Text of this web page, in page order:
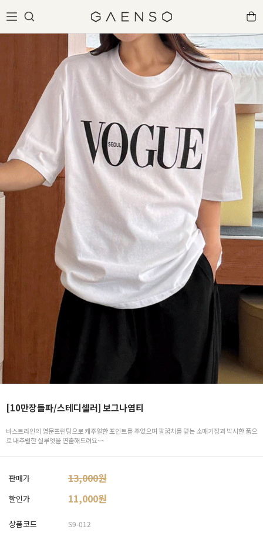
[10만장돌파/스테디셀러] 보그나염티
바스트라인의 영문프린팅으로 캐주얼한 포인트를 주었으며 팔꿈치를 덮는 소매기장과 박시한 품으
로 내추럴한 실루엣을 연출해드려요~~
판매가 13,000원
할인가 11,000원
상품코드 S9-012